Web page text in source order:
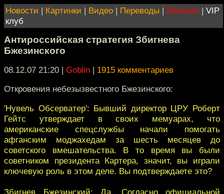
Новости | Картинки | Видео | Переводы | Магазин | VIP
клуб
Антироссийская стратегия Збигнева
Бжезинского
08.12.07 21:20 | Goblin | 1915 комментариев
Откровения небезызвестного Бжезинского:
'Нувель Обсерватер': Бывший директор ЦРУ Роберт
Гейтс утверждает в своих мемуарах, что
американские спецслужбы начали помогать
афганским моджахедам за шесть месяцев до
советского вмешательства. В то время вы были
советником президента Картера, значит, вы играли
ключевую роль в этом деле. Вы подтверждаете это?
Збигнев Бжезинский: Да. Согласно официальной